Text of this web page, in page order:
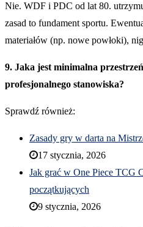
Nie. WDF i PDC od lat 80.
zasad to fundament sportu.
materiałów (np. nowe powłoki),
9. Jaka jest minimalna
profesjonalnego stanowiska?
Sprawdź również:
Zasady gry w darta na
17 stycznia, 2026
Jak grać w One Piece TCG
początkujących
9 stycznia, 2026